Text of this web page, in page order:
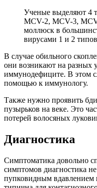
Ученые выделяют 4
MCV-2, MCV-3,
моллюск в
вирусами 1 и 2
В случае обильного
они возникают на разных
иммунодефиците. В этом
помощью к иммунологу.
Также нужно проявить
пузырьков на веке. Это
потерей волосяных
Диагностика
Симптоматика довольно
симптомов диагностика
пупковидным